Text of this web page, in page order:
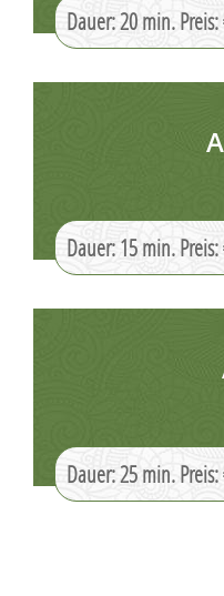
Dauer: 20 min. Preis:
Dauer: 15 min. Preis:
Dauer: 25 min. Preis: